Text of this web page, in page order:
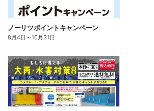
ノーリツポイントキャンペーン
8月4日 ～10月31日